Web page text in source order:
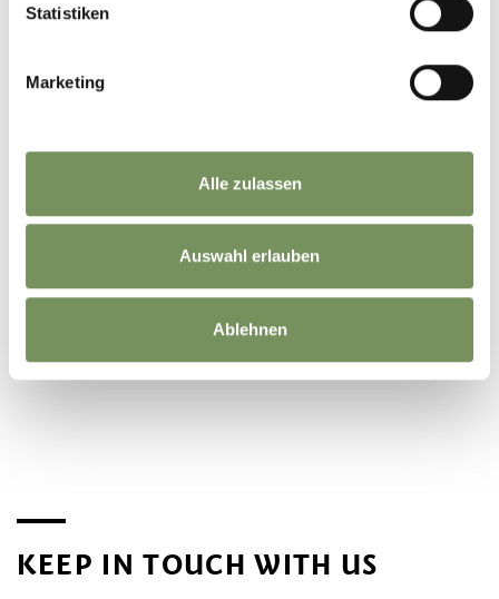
Statistiken
Marketing
Alle zulassen
Auswahl erlauben
Ablehnen
KEEP IN TOUCH WITH US